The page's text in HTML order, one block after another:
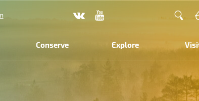
Conserve Explore